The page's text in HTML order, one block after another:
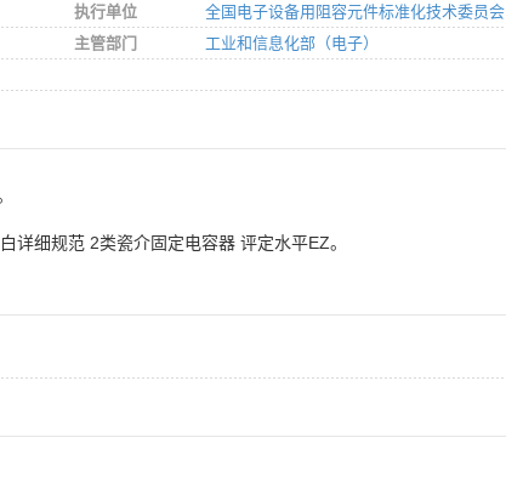
执行单位
全国电子设备用阻容元件标准化技术委员会
主管部门
工业和信息化部（电子）
详细规范 2类瓷介固定电容器 评定水平EZ。